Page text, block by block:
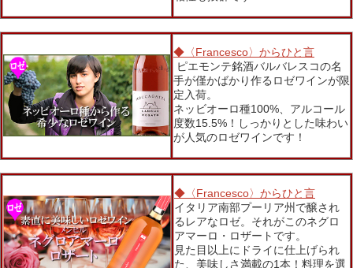
◆〈Francesco〉からひと言
ピエモンテ銘酒バルバレスコの名
手が僅かばかり作るロゼワインが限
定入荷。
ネッビオーロ種100%、アルコール
度数15.5%！しっかりとした味わい
が人気のロゼワインです！
◆〈Francesco〉からひと言
イタリア南部プーリア州で醸され
るレアなロゼ。それがこのネグロ
アマーロ・ロザートです。
見た目以上にドライに仕上げられ
た、美味しさ満載の1本！料理を選